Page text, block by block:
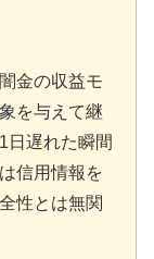
金の収益モ
を与えて継
日遅れた瞬間
信用情報を
性とは無関